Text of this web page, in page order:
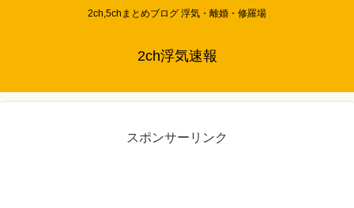
2ch,5chまとめブログ 浮気・離婚・修羅場
2ch浮気速報
スポンサーリンク